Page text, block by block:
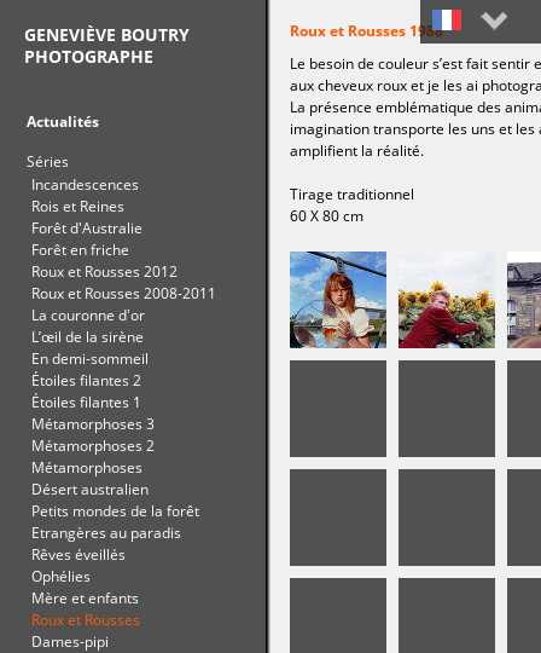
Roux et Rousses 1988
Le besoin de couleur s’est fait sentir
aux cheveux roux et je les ai
La présence emblématique des
imagination transporte les uns et
amplifient la réalité.
Tirage traditionnel
60 X 80 cm
GENEVIÈVE BOUTRY
PHOTOGRAPHE
Actualités
Séries
Incandescences
Rois et Reines
Forêt d'Australie
Forêt en friche
Roux et Rousses 2012
Roux et Rousses 2008-2011
La couronne d'or
L’œil de la sirène
En demi-sommeil
Étoiles filantes 2
Étoiles filantes 1
Métamorphoses 3
Métamorphoses 2
Métamorphoses
Désert australien
Petits mondes de la forêt
Etrangères au paradis
Rêves éveillés
Ophélies
Mère et enfants
Roux et Rousses
Dames-pipi
Français
English